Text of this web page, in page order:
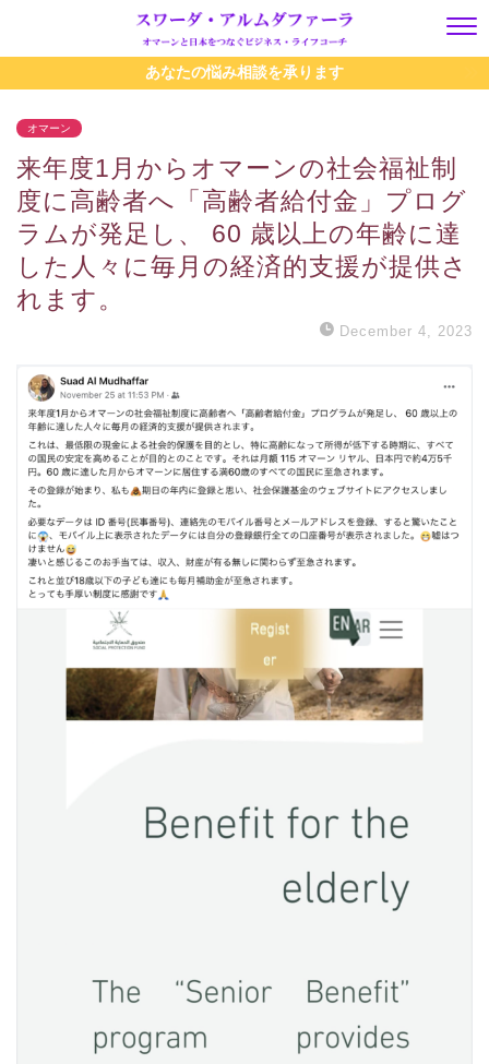
あなたの悩み相談を承ります
オマーン
来年度1月からオマーンの社会福祉制
度に高齢者へ「高齢者給付金」プログ
ラムが発足し、 60 歳以上の年齢に達
した人々に毎月の経済的支援が提供さ
れます。
December 4, 2023